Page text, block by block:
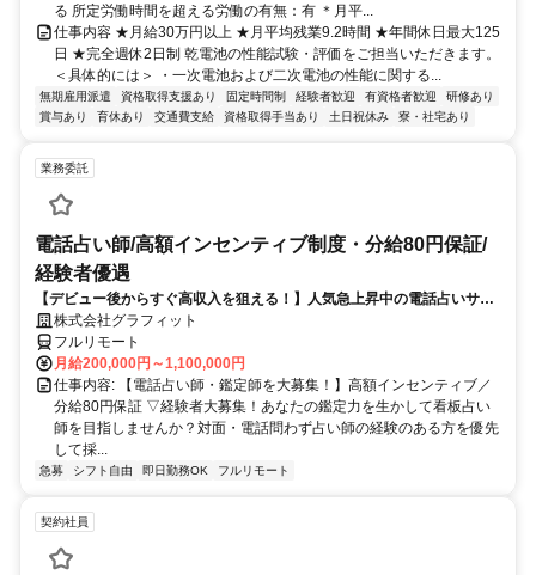
る 所定労働時間を超える労働の有無：有 ＊月平...
仕事内容 ★月給30万円以上 ★月平均残業9.2時間 ★年間休日最大125
日 ★完全週休2日制 乾電池の性能試験・評価をご担当いただきます。
＜具体的には＞ ・一次電池および二次電池の性能に関する...
無期雇用派遣 資格取得支援あり 固定時間制 経験者歓迎 有資格者歓迎
研修あり
賞与あり
育休あり 交通費支給 資格取得手当あり 土日祝休み 寮・社宅あり
業務委託
電話占い師/高額インセンティブ制度・分給80円保証/
経験者優遇
【デビュー後からすぐ高収入を狙える！】人気急上昇中の電話占いサイ
トで占いのお仕事
株式会社グラフィット
フルリモート
月給200,000円～1,100,000円
仕事内容: 【電話占い師・鑑定師を大募集！】高額インセンティブ／
分給80円保証 ▽経験者大募集！あなたの鑑定力を生かして看板占い
師を目指しませんか？対面・電話問わず占い師の経験のある方を優先
して採...
急募 シフト自由 即日勤務OK フルリモート
契約社員